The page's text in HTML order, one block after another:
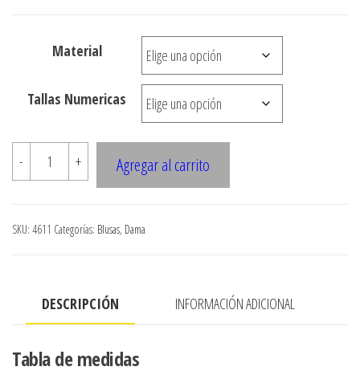
hasta
$7.900
Material
Tallas Numericas
-
4611
Blusa
mao
escote
+ Agregar al carrito
SKU: 4611 Categorías: Blusas, Dama
DESCRIPCIÓN INFORMACIÓN ADICIONAL
Tabla de medidas